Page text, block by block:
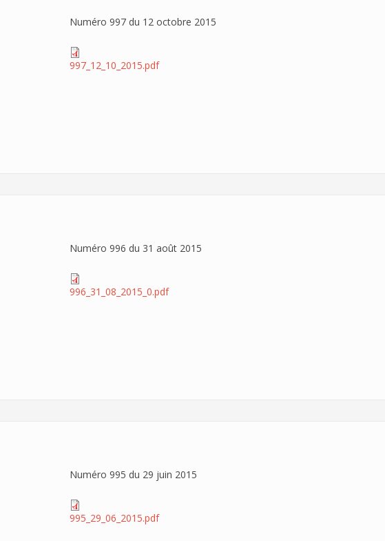
Numéro 997 du 12 octobre 2015
997_12_10_2015.pdf
Numéro 996 du 31 août 2015
996_31_08_2015_0.pdf
Numéro 995 du 29 juin 2015
995_29_06_2015.pdf